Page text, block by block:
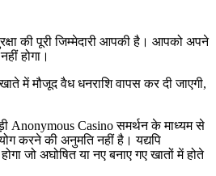
की पूरी जिम्मेदारी आपकी है। आपको अपने
होगा।
में मौजूद वैध धनराशि वापस कर दी जाएगी,
Anonymous Casino समर्थन के माध्यम से
करने की अनुमति नहीं है। यद्यपि
जो अघोषित या नए बनाए गए खातों में होते